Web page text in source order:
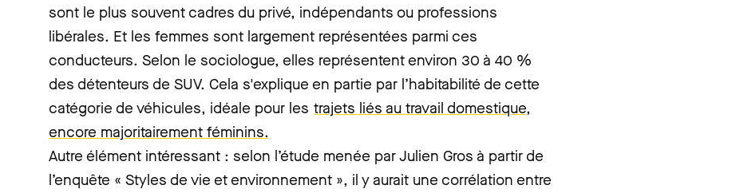
sont le plus souvent cadres du privé, indépendants ou professions
libérales. Et les femmes sont largement représentées parmi ces
conducteurs. Selon le sociologue, elles représentent environ 30 à 40 %
des détenteurs de SUV. Cela s'explique en partie par l’habitabilité de cette
catégorie de véhicules, idéale pour les trajets liés au travail domestique,
encore majoritairement féminins.
Autre élément intéressant : selon l’étude menée par Julien Gros à partir de
l’enquête « Styles de vie et environnement », il y aurait une corrélation entre